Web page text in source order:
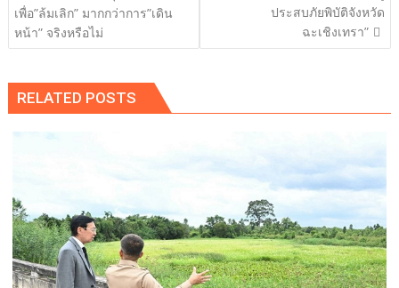
เพื่อ”ล้มเลิก” มากกว่าการ”เดิน
หน้า” จริงหรือไม่
ประสบภัยพิบัติจังหวัด
ฉะเชิงเทรา”
RELATED POSTS